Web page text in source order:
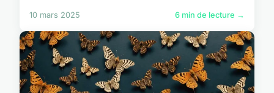
10 mars 2025 6 min de lecture →